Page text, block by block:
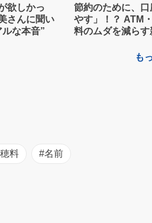
欲しかっ
さんに聞い
な本音”
節約のために、
やす」！？ ATM
料のムダを減らす
も
料 #名前